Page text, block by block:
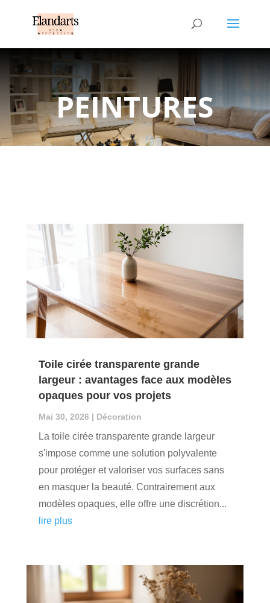
PEINTURES
Toile cirée transparente grande
largeur : avantages face aux modèles
opaques pour vos projets
Mai 30, 2026 | Décoration
La toile cirée transparente grande largeur
s'impose comme une solution polyvalente
pour protéger et valoriser vos surfaces sans
en masquer la beauté. Contrairement aux
modèles opaques, elle offre une discrétion...
lire plus